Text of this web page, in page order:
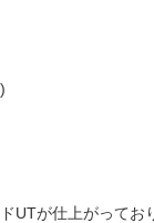
UTが仕上がってお